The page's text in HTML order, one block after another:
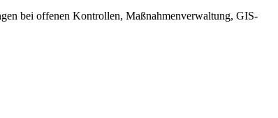
bei offenen Kontrollen, Maßnahmenverwaltung, GIS-